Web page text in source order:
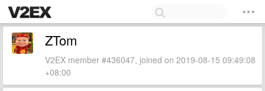
ZTom
V2EX member #436047, joined on 2019-08-15 09:49:08
+08:00